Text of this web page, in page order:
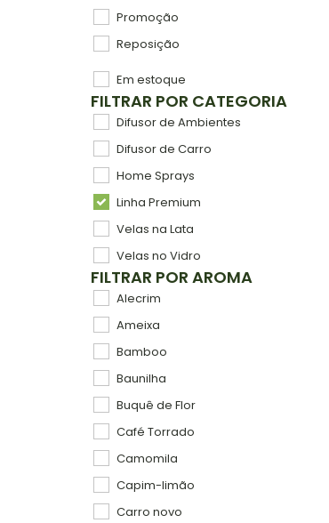
Promoção
Reposição
Em estoque
FILTRAR POR CATEGORIA
Difusor de Ambientes
Difusor de Carro
Home Sprays
Linha Premium
Velas na Lata
Velas no Vidro
FILTRAR POR AROMA
Alecrim
Ameixa
Bamboo
Baunilha
Buquê de Flor
Café Torrado
Camomila
Capim-limão
Carro novo